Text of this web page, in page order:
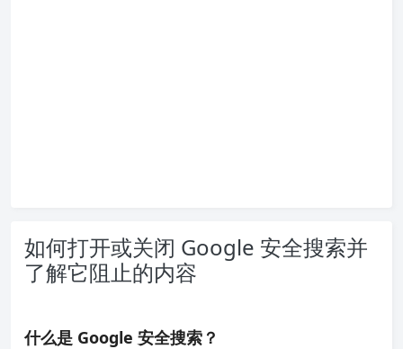
如何打开或关闭 Google 安全搜索并
了解它阻止的内容
什么是 Google 安全搜索？